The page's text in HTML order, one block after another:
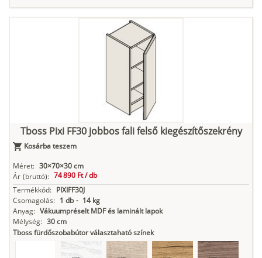
Loft beton
Nádzöld
Antracit Matt fekete
Tboss Pixi FF30 jobbos fali felső kiegészítőszekrény
Kosárba teszem
Méret: 30×70×30 cm
Ár (bruttó): 74 890 Ft /db
Termékkód: PIXIFF30J
Csomagolás: 1 db - 14 kg
Anyag: Vákuumpréselt MDF és laminált lapok
Mélység: 30 cm
Tboss fürdőszobabútor választaható színek